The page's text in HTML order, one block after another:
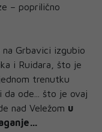
– poprilično
Grbavici izgubio
i Ruidara, što je
trenutku
ode... što je ovaj
nad Veležom u